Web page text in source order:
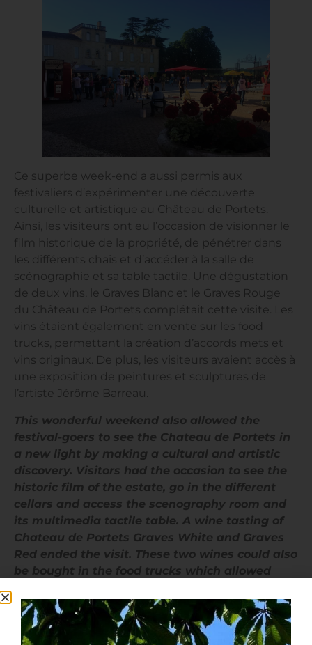
Ce superbe week-end a aussi permis aux
festivaliers d’expérimenter une découverte
culturelle et artistique au Château de Portets.
Ainsi, les visiteurs ont eu l’occasion de visionner le
film historique de la propriété, de pénétrer dans
les différents chais et d’accéder à la salle de
scénographie et sa table tactile. Une dégustation
de deux vins, le Graves Blanc et le Graves Rouge
du Château de Portets complétait cette visite. Les
vins étaient également en vente sur les food
trucks, permettant la création d’accords mets et
vins originaux. De plus, les visiteurs avaient accès à
une exposition de peintures et sculptures de
l’artiste Jérôme Barreau.
This wonderful weekend also allowed the
festival-goers to see the Chateau de Portets in
a new light by making a cultural and artistic
discovery. Visitors had the occasion to see the
historic film of the estate, go in the different
cellars and access the scenography room and
its multimedia tactile table. A wine tasting of
Chateau de Portets Graves White and Graves
Red ended the visit. These two wines could also
be bought in the food trucks which allowed
visitors had access to a painting and sculpture
exhibition of Jerome Barreau.